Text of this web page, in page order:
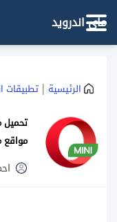
ماي اندرويد
الرئيسية | تطبيقات
مواقع